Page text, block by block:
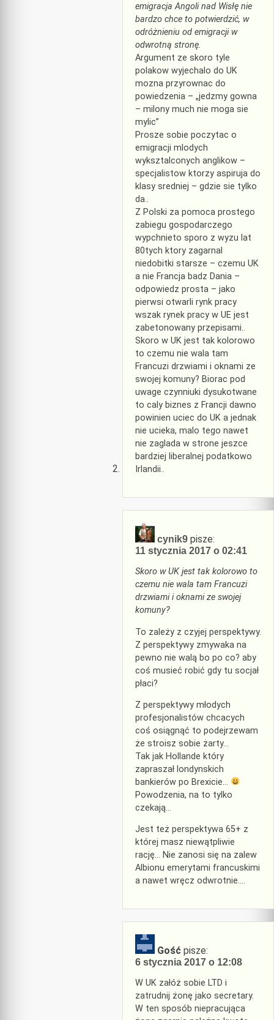
emigracja Angoli nad Wisłę nie
bardzo chce to potwierdzić, w
odróżnieniu od emigracji w
odwrotną stronę.
Argument ze skoro tyle
polakow wyjechalo do UK
mozna przyrownac do
powiedzenia – „jedzmy gowna
– milony much nie moga sie
mylic”
Prosze sobie poczytac o
emigracji mlodych
wyksztalconych anglikow –
specjalistow ktorzy aspiruja do
klasy sredniej – gdzie sie tylko
da..
Z Polski za pomoca prostego
zabiegu gospodarczego
wypchnieto sporo z wyzu lat
80tych ktory zagarnal
niedobitki starsze – czemu UK
a nie Francja badz Dania –
odpowiedz prosta – jako
pierwsi otwarli rynk pracy
wszak rynek pracy w UE jest
zabetonowany przepisami..
Skoro w UK jest tak kolorowo
to czemu nie wala tam
Francuzi drzwiami i oknami ze
swojej komuny? Biorac pod
uwage czynniuki dysukotwane
to caly biznes z Francji dawno
powinien uciec do UK a jednak
nie ucieka, malo tego nawet
nie zaglada w strone jeszce
bardziej liberalnej podatkowo
Irlandii..
cynik9 pisze:
11 stycznia 2017 o 02:41
Skoro w UK jest tak kolorowo to
czemu nie wala tam Francuzi
drzwiami i oknami ze swojej
komuny?
To zależy z czyjej perspektywy.
Z perspektywy zmywaka na
pewno nie walą bo po co? aby
coś musieć robić gdy tu socjał
płaci?
Z perspektywy młodych
profesjonalistów chcacych
coś osiągnąć to podejrzewam
że stroisz sobie żarty…
Tak jak Hollande który
zapraszał londynskich
bankierów po Brexicie…
Powodzenia, na to tylko
czekają…
Jest też perspektywa 65+ z
której masz niewątpliwie
rację… Nie zanosi się na zalew
Albionu emerytami francuskimi
a nawet wręcz odwrotnie….
Gość pisze:
6 stycznia 2017 o 12:08
W UK załóż sobie LTD i
zatrudnij żonę jako secretary.
W ten sposób niepracująca